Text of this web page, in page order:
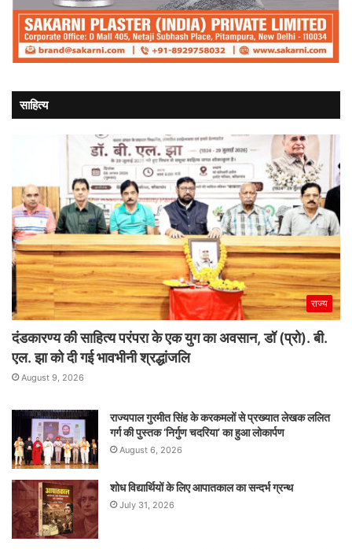
साहित्य
राज्य
दंडकारण्य की साहित्य परंपरा के एक युग का अवसान, डॉ (प्रो). बी.
एल. झा को दी गई भावभीनी श्रद्धांजलि
August 9, 2026
राज्यपाल गुरमीत सिंह के करकमलों से प्रख्यात लेखक ललित
गर्ग की पुस्तक ‘निर्गुण चदरिया’ का हुआ लोकार्पण
August 6, 2026
शोध विद्यार्थियों के लिए आपातकाल का सन्दर्भ ग्रन्थ
July 31, 2026